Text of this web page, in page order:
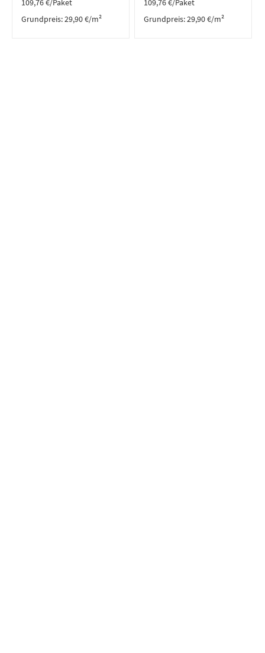
109,76€/Paket
Grundpreis:29,90€/m²
109,76€/Paket
Grundpreis:29,90€/m²